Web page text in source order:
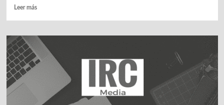
Leer másLeer
Emma,
impulsa
su
expansión